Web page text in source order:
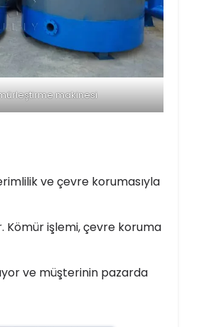
makinesi
ve çevre korumasıyla
Kömür işlemi, çevre koruma
ve müşterinin pazarda